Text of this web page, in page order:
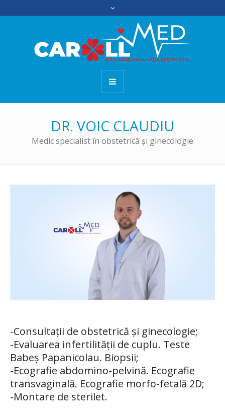
DR. VOIC CLAUDIU
Medic specialist în obstetrică şi ginecologie
-Consultații de obstetrică şi ginecologie;
-Evaluarea infertilităţii de cuplu. Teste
Babeş Papanicolau. Biopsii;
-Ecografie abdomino-pelvină. Ecografie
transvaginală. Ecografie morfo-fetală 2D;
-Montare de sterilet.